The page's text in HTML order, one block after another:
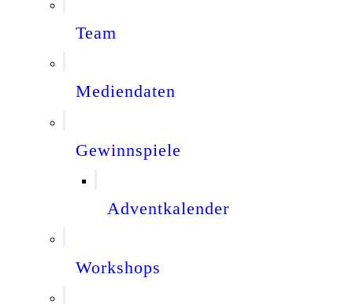
Team
Mediendaten
Gewinnspiele
Adventkalender
Workshops